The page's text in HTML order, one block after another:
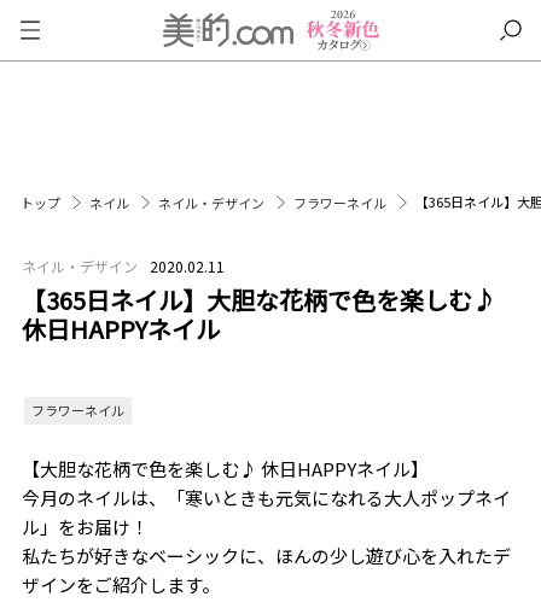
トップ ネイル ネイル・デザイン フラワーネイル 【365日ネイル】
ネイル・デザイン 2020.02.11
【365日ネイル】大胆な花柄で色を楽しむ♪
休日HAPPYネイル
フラワーネイル
【大胆な花柄で色を楽しむ♪ 休日HAPPYネイル】
今月のネイルは、「寒いときも元気になれる大人ポップネイ
ル」をお届け！
私たちが好きなベーシックに、ほんの少し遊び心を入れたデ
ザインをご紹介します。